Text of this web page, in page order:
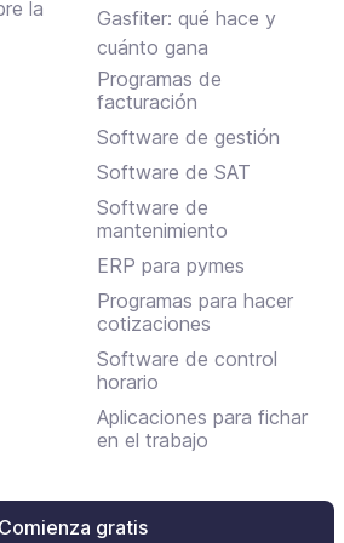
la
en qué se diferencian
Gasfiter: qué hace y
cuánto gana
Programas de
facturación
Software de gestión
Software de SAT
Software de
mantenimiento
ERP para pymes
Programas para hacer
cotizaciones
Software de control
horario
Aplicaciones para fichar
en el trabajo
Comienza gratis